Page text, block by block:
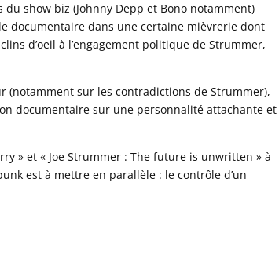
show biz (Johnny Depp et Bono notamment)
documentaire dans une certaine mièvrerie dont
d’oeil à l’engagement politique de Strummer,
sur les contradictions de Strummer),
documentaire sur une personnalité attachante et
» et « Joe Strummer : The future is unwritten » à
est à mettre en parallèle : le contrôle d’un